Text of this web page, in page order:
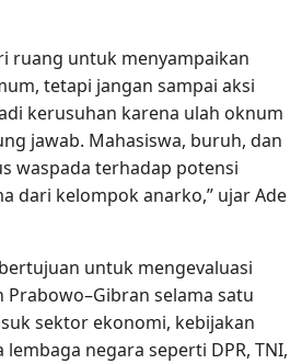
ruang untuk menyampaikan
tetapi jangan sampai aksi
kerusuhan karena ulah oknum
jawab. Mahasiswa, buruh, dan
waspada terhadap potensi
dari kelompok anarko,” ujar Ade
untuk mengevaluasi
selama satu
sektor ekonomi, kebijakan
negara seperti DPR, TNI,